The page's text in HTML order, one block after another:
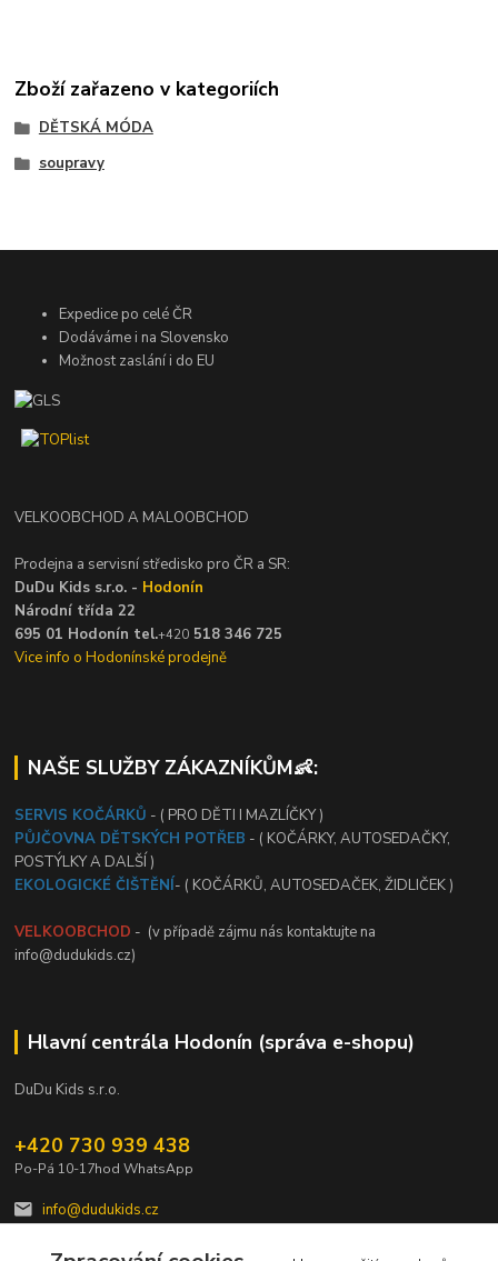
Zboží zařazeno v kategoriích
DĚTSKÁ MÓDA
soupravy
Expedice po celé ČR
Dodáváme i na Slovensko
Možnost zaslání i do EU
VELKOOBCHOD A MALOOBCHOD
Prodejna a servisní středisko pro ČR a SR:
DuDu Kids s.r.o. - Hodonín
Národní třída 22
695 01 Hodonín tel.+420 518 346 725
Vice info o Hodonínské prodejně
NAŠE SLUŽBY ZÁKAZNÍKŮM👶:
SERVIS KOČÁRKŮ - ( PRO DĚTI I MAZLÍČKY )
PŮJČOVNA DĚTSKÝCH POTŘEB - ( KOČÁRKY, AUTOSEDAČKY,
POSTÝLKY A DALŠÍ )
EKOLOGICKÉ ČIŠTĚNÍ- ( KOČÁRKŮ, AUTOSEDAČEK, ŽIDLIČEK )
VELKOOBCHOD - (v případě zájmu nás kontaktujte na
info@dudukids.cz)
Hlavní centrála Hodonín (správa e-shopu)
DuDu Kids s.r.o.
+420 730 939 438
Po-Pá 10-17hod WhatsApp
info@dudukids.cz